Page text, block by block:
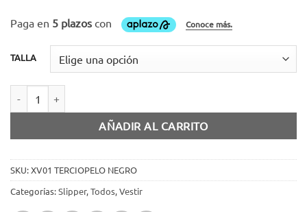
TALLA
AÑADIR AL CARRITO
SKU:XV01 TERCIOPELO NEGRO
Categorías:Slipper,Todos,Vestir